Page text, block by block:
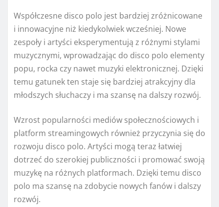
Współczesne disco polo jest bardziej zróżnicowane
i innowacyjne niż kiedykolwiek wcześniej. Nowe
zespoły i artyści eksperymentują z różnymi stylami
muzycznymi, wprowadzając do disco polo elementy
popu, rocka czy nawet muzyki elektronicznej. Dzięki
temu gatunek ten staje się bardziej atrakcyjny dla
młodszych słuchaczy i ma szansę na dalszy rozwój.
Wzrost popularności mediów społecznościowych i
platform streamingowych również przyczynia się do
rozwoju disco polo. Artyści mogą teraz łatwiej
dotrzeć do szerokiej publiczności i promować swoją
muzykę na różnych platformach. Dzięki temu disco
polo ma szansę na zdobycie nowych fanów i dalszy
rozwój.